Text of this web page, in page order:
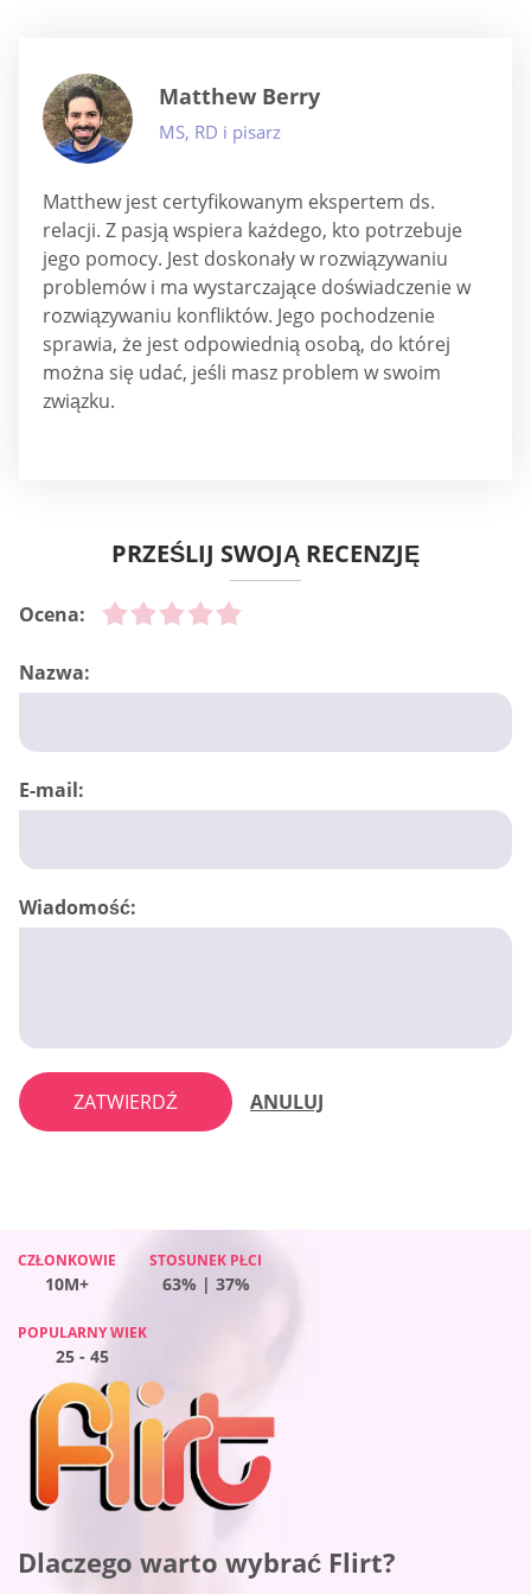
Matthew Berry
MS, RD i pisarz
Matthew jest certyfikowanym ekspertem ds.
relacji. Z pasją wspiera każdego, kto potrzebuje
jego pomocy. Jest doskonały w rozwiązywaniu
problemów i ma wystarczające doświadczenie w
rozwiązywaniu konfliktów. Jego pochodzenie
sprawia, że jest odpowiednią osobą, do której
można się udać, jeśli masz problem w swoim
związku.
PRZEŚLIJ SWOJĄ RECENZJĘ
Ocena:
Nazwa:
E-mail:
Wiadomość:
ZATWIERDŹ ANULUJ
CZŁONKOWIE
10M+
STOSUNEK PŁCI
46% | 54%
POPULARNY WIEK
25 - 45
CZŁONKOWIE
10M+
STOSUNEK PŁCI
63% | 37%
POPULARNY WIEK
25 - 45
Dlaczego warto wybrać Flirt?
CZŁONKOWIE
10M+
STOSUNEK PŁCI
60% | 40%
POPULARNY WIEK
25 - 45
CZŁONKOWIE
10M+
STOSUNEK PŁCI
36% | 64%
POPULARNY WIEK
25 - 45